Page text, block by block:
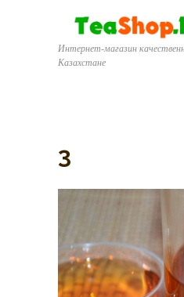
Интернет-магазин
Казахстане
3